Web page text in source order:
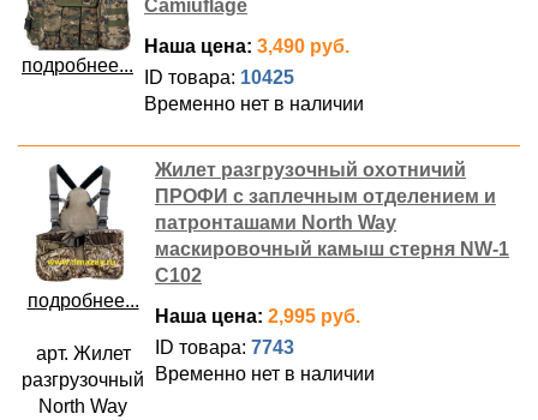
подробнее...
Camiuflage
Наша цена: 3,490 руб.
ID товара: 10425
Временно нет в наличии
подробнее...
арт. Жилет
разгрузочный
North Way
Жилет разгрузочный охотничий
ПРОФИ с заплечным отделением и
патронташами North Way
маскировочный камыш стерня NW-1
C102
Наша цена: 2,995 руб.
ID товара: 7743
Временно нет в наличии